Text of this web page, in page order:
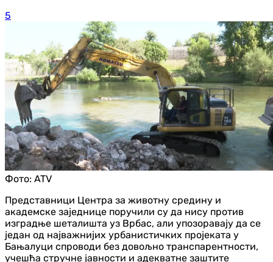
5
Фото: ATV
Представници Центра за животну средину и
академске заједнице поручили су да нису против
изградње шеталишта уз Врбас, али упозоравају да се
један од најважнијих урбанистичких пројеката у
Бањалуци спроводи без довољно транспарентности,
учешћа стручне јавности и адекватне заштите